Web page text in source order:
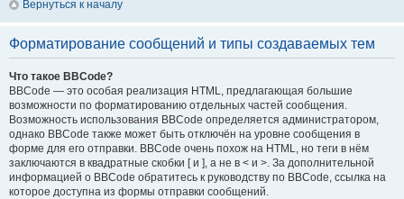
Вернуться к началу
Форматирование сообщений и типы создаваемых тем
Что такое BBCode?
BBCode — это особая реализация HTML, предлагающая большие
возможности по форматированию отдельных частей сообщения.
Возможность использования BBCode определяется администратором,
однако BBCode также может быть отключён на уровне сообщения в
форме для его отправки. BBCode очень похож на HTML, но теги в нём
заключаются в квадратные скобки [ и ], а не в < и >. За дополнительной
информацией о BBCode обратитесь к руководству по BBCode, ссылка на
которое доступна из формы отправки сообщений.